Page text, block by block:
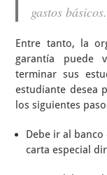
gastos básicos.
Entre tanto, la
garantía puede
terminar sus
estudiante desea
los siguientes
Debe ir al
carta especial